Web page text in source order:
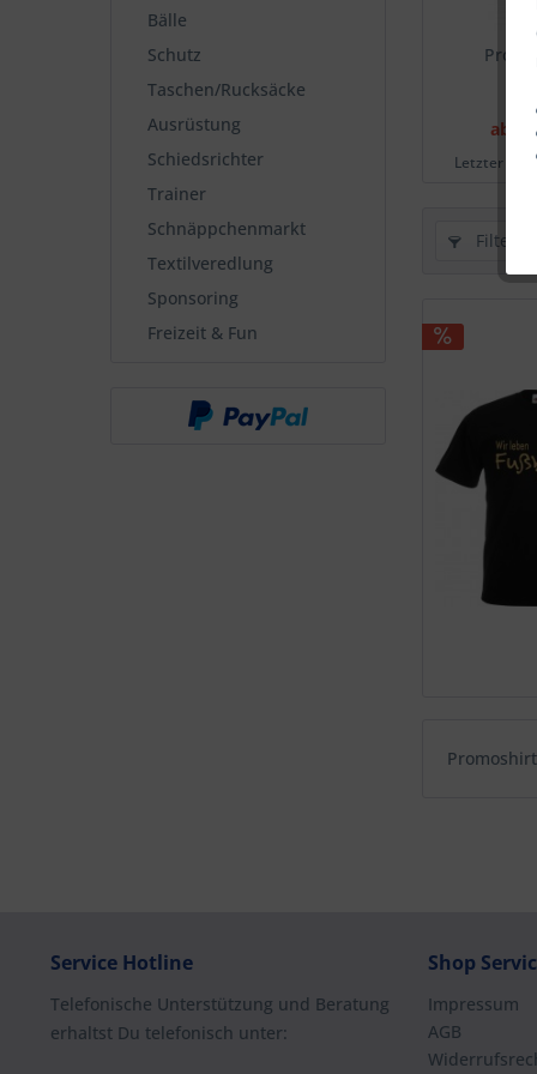
Bälle
Schutz
Taschen/Rucksäcke
Ausrüstung
Schiedsrichter
Trainer
Schnäppchenmarkt
Textilveredlung
Sponsoring
Freizeit & Fun
ab
Letzter
Filtern
Service Hotline
Telefonische Unterstützung und Beratung
erhaltst Du telefonisch unter:
Shop
Impressum
AGB